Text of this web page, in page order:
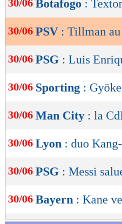
de
OK
30/06 Botafogo :
30/06 PSV : Tillman
30/06 PSG : Luis
30/06 Sporting :
30/06 Man City : la
30/06 Lyon : duo
30/06 PSG : Messi
30/06 Bayern : Kane